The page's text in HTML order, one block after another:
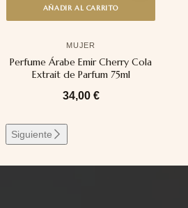
AÑADIR AL CARRITO
MUJER
Perfume Árabe Emir Cherry Cola
Extrait de Parfum 75ml
34,00 €
Siguiente